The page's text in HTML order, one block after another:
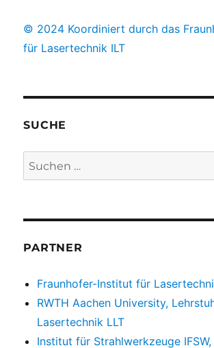
© 2024 Koordiniert durch das
für Lasertechnik ILT
SUCHE
Suchen
nach:
PARTNER
Fraunhofer-Institut für
RWTH Aachen University,
Lasertechnik LLT
Institut für Strahlwerkzeuge